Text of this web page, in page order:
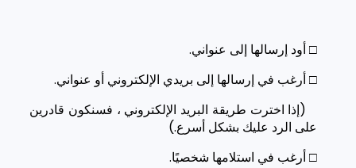
□ أود إرسالها إلى عنواني.
□ أرغب في إرسالها إلى بريدي الإلكتروني أو عنواني.
(إذا اخترت طريقة البريد الإلكتروني ، فسنكون قادرين
على الرد عليك بشكل أسرع.)
□ أرغب في استلامها شخصيًا.